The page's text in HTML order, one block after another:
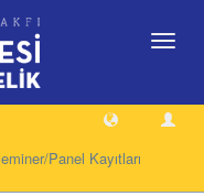
Geçiş
Panel Kayıtları